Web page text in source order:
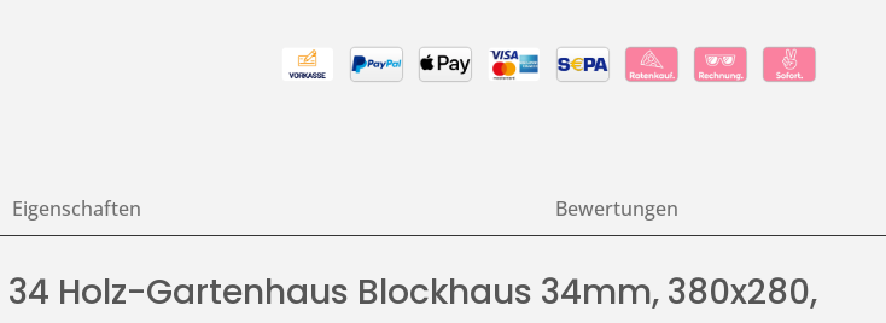
Eigenschaften Bewertungen
Holz-Gartenhaus Blockhaus 34mm, 380x280,